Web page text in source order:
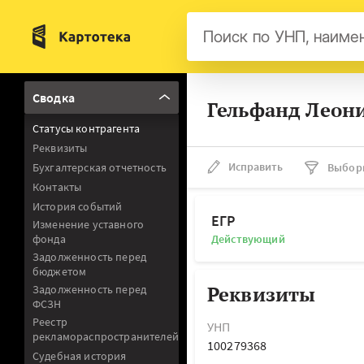
Сводка
Статусы контрагента
Реквизиты
Бухгалтерская отчетность
Контакты
История событий
Изменение уставного
фонда
Задолженность перед
бюджетом
Задолженность перед
ФСЗН
Реестр
рекламораспространителей
Судебная история
Гельфанд
Исправить
ЕГР
Действующий
Реквизиты
УНП
100279368